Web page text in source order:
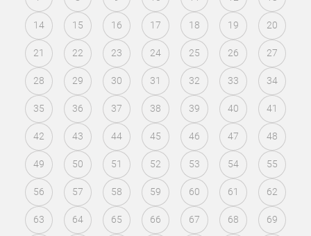
14 15 16 17 18 19 20
21 22 23 24 25 26 27
28 29 30 31 32 33 34
35 36 37 38 39 40 41
42 43 44 45 46 47 48
49 50 51 52 53 54 55
56 57 58 59 60 61 62
63 64 65 66 67 68 69